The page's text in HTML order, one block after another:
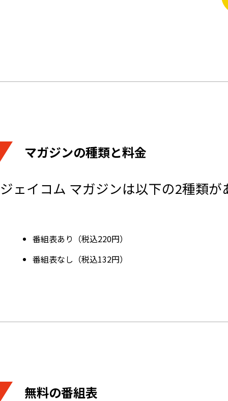
マガジンの種類と料金
ジェイコム マガジンは以下の2種類が
番組表あり（税込220円）
番組表なし（税込132円）
無料の番組表